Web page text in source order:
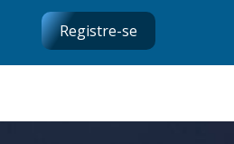
Registre-se